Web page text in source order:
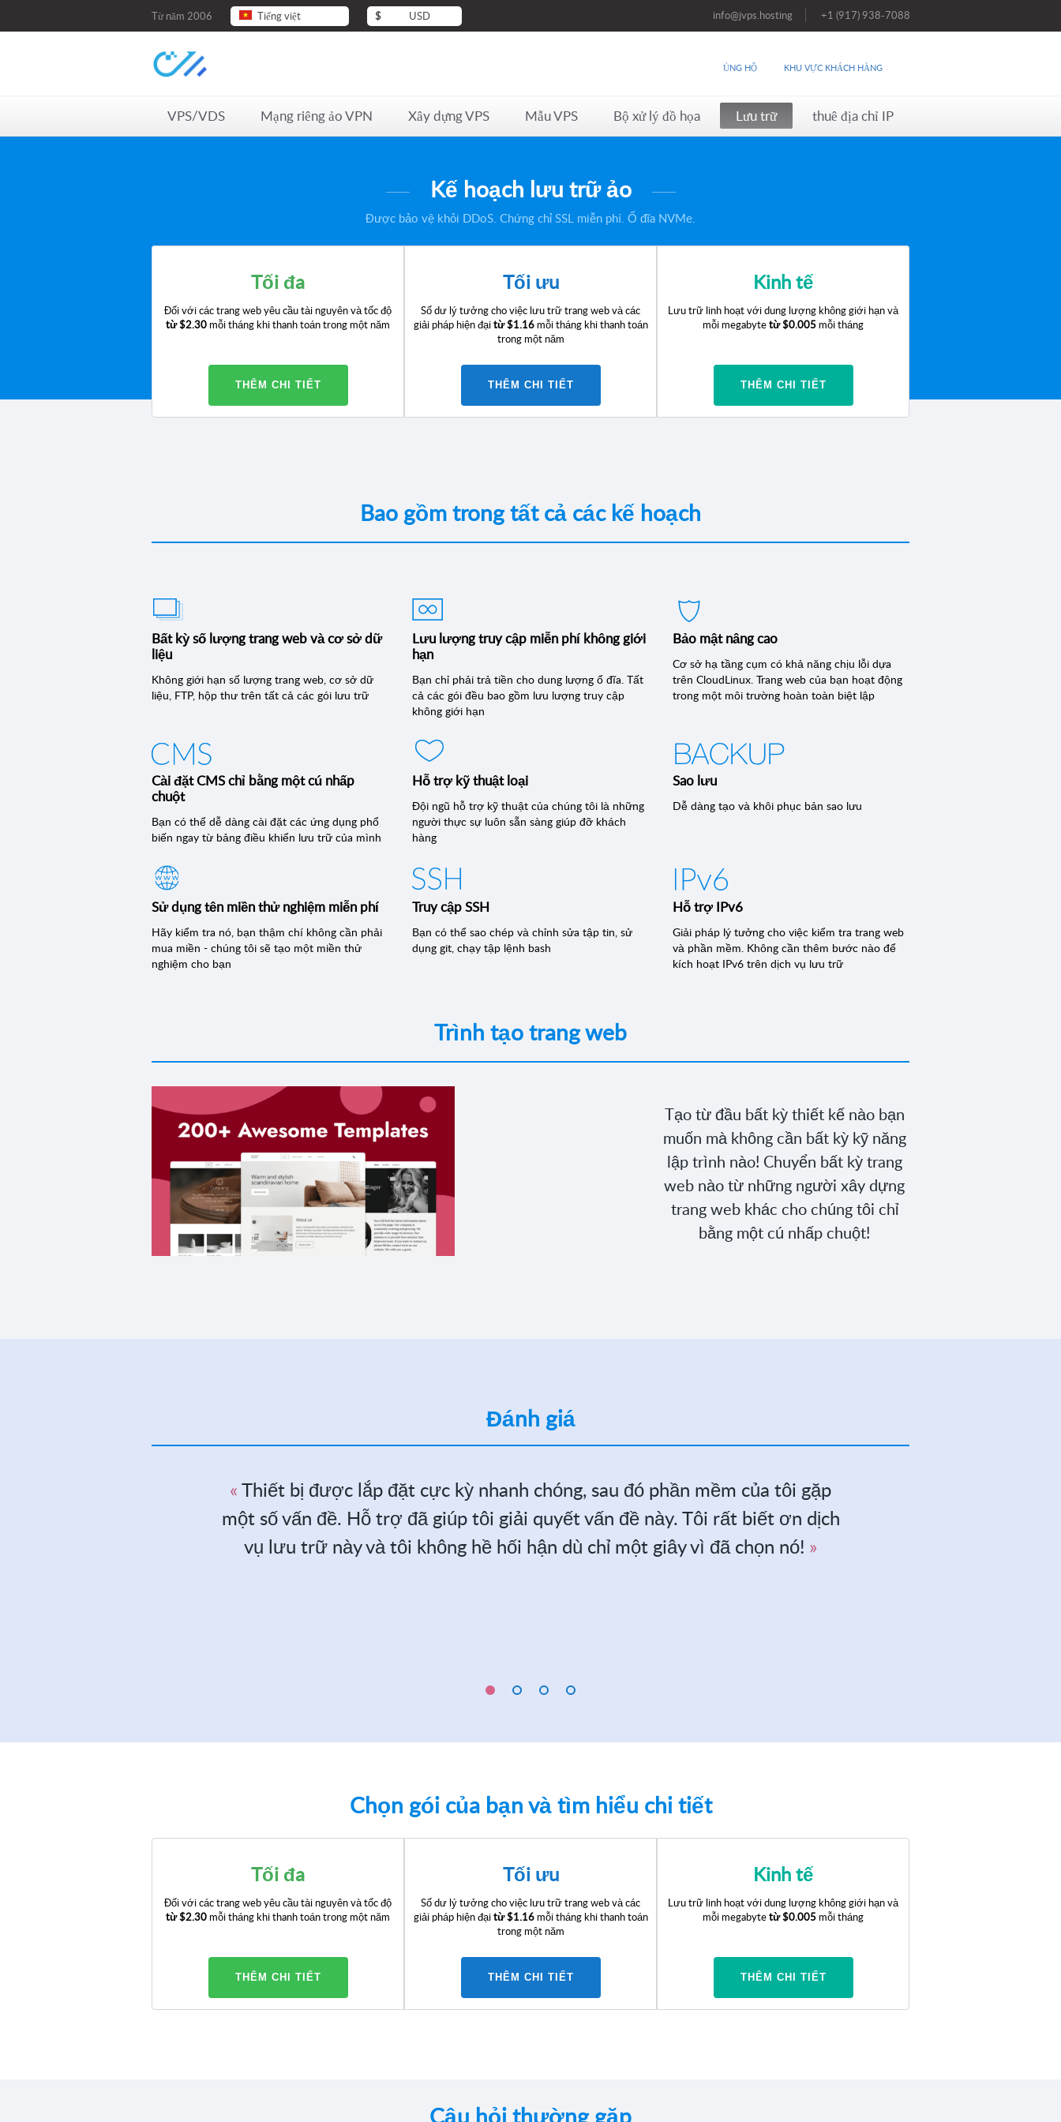
Từ năm 2006 Tiếng việt $ USD info@jvps.hosting +1 (917) 938-7088
ỦNG HỘ KHU VỰC KHÁCH HÀNG
VPS/VDS Mạng riêng ảo VPN Xây dựng VPS Mẫu VPS Bộ xử lý đồ họa Lưu trữ thuê địa chỉ IP
Kế hoạch lưu trữ ảo
Được bảo vệ khỏi DDoS. Chứng chỉ SSL miễn phí. Ổ đĩa NVMe.
Tối đa
Đối với các trang web yêu cầu tài nguyên và tốc độ
từ$2.30 mỗi tháng khi thanh toán trong một năm
THÊM CHI TIẾT
Tối ưu
Số dư lý tưởng cho việc lưu trữ trang web và các
giải pháp hiện đạitừ$1.16mỗi tháng khi thanh toán
trong một năm
THÊM CHI TIẾT
Kinh tế
Lưu trữ linh hoạt với dung lượng không giới hạn và
mỗi megabytetừ$0.005 mỗi tháng
THÊM CHI TIẾT
Bao gồm trong tất cả các kế hoạch
Bất kỳ số lượng trang web và cơ sở dữ
liệu
Không giới hạn số lượng trang web, cơ sở dữ
liệu, FTP, hộp thư trên tất cả các gói lưu trữ
Lưu lượng truy cập miễn phí không giới
hạn
Bạn chỉ phải trả tiền cho dung lượng ổ đĩa. Tất
cả các gói đều bao gồm lưu lượng truy cập
không giới hạn
Bảo mật nâng cao
Cơ sở hạ tầng cụm có khả năng chịu lỗi dựa
trên CloudLinux. Trang web của bạn hoạt động
trong một môi trường hoàn toàn biệt lập
Cài đặt CMS chỉ bằng một cú nhấp
chuột
Bạn có thể dễ dàng cài đặt các ứng dụng phổ
biến ngay từ bảng điều khiển lưu trữ của mình
Hỗ trợ kỹ thuật loại
Đội ngũ hỗ trợ kỹ thuật của chúng tôi là những
người thực sự luôn sẵn sàng giúp đỡ khách
hàng
Sao lưu
Dễ dàng tạo và khôi phục bản sao lưu
Sử dụng tên miền thử nghiệm miễn phí
Hãy kiểm tra nó, bạn thậm chí không cần phải
mua miền - chúng tôi sẽ tạo một miền thử
nghiệm cho bạn
Truy cập SSH
Bạn có thể sao chép và chỉnh sửa tập tin, sử
dụng git, chạy tập lệnh bash
Hỗ trợ IPv6
Giải pháp lý tưởng cho việc kiểm tra trang web
và phần mềm. Không cần thêm bước nào để
kích hoạt IPv6 trên dịch vụ lưu trữ
Trình tạo trang web
Tạo từ đầu bất kỳ thiết kế nào bạn
muốn mà không cần bất kỳ kỹ năng
lập trình nào! Chuyển bất kỳ trang
web nào từ những người xây dựng
trang web khác cho chúng tôi chỉ
bằng một cú nhấp chuột!
Đánh giá
Thiết bị được lắp đặt cực kỳ nhanh chóng, sau đó phần mềm của tôi gặp
một số vấn đề. Hỗ trợ đã giúp tôi giải quyết vấn đề này. Tôi rất biết ơn dịch
vụ lưu trữ này và tôi không hề hối hận dù chỉ một giây vì đã chọn nó!
Chọn gói của bạn và tìm hiểu chi tiết
Tối đa
Đối với các trang web yêu cầu tài nguyên và tốc độ
từ$2.30 mỗi tháng khi thanh toán trong một năm
THÊM CHI TIẾT
Tối ưu
Số dư lý tưởng cho việc lưu trữ trang web và các
giải pháp hiện đạitừ$1.16mỗi tháng khi thanh toán
trong một năm
THÊM CHI TIẾT
Kinh tế
Lưu trữ linh hoạt với dung lượng không giới hạn và
mỗi megabytetừ$0.005 mỗi tháng
THÊM CHI TIẾT
Câu hỏi thường gặp